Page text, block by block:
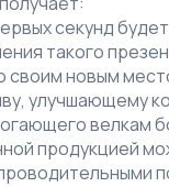
секунд
такого
новым
улучшающему
велкам
продукцией